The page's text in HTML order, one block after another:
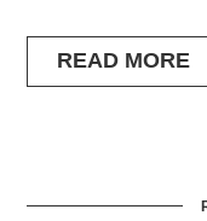
READ MORE